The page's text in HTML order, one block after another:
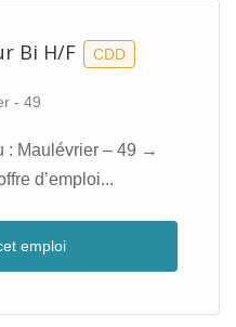
Bi H/F CDD
- 49
: Maulévrier – 49 →
d’emploi...
emploi